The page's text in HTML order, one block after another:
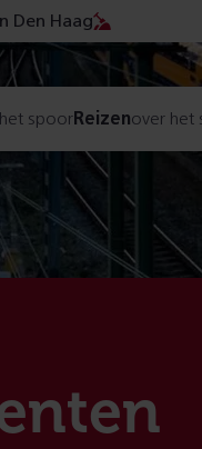
Den Haag
spoorReizenover het